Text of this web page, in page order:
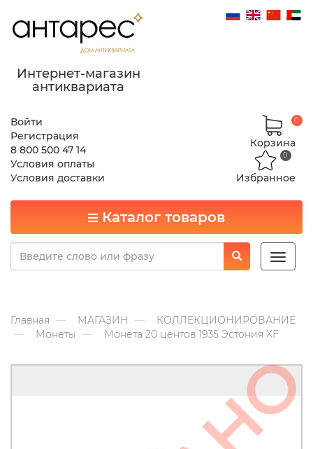
Интернет-магазин
антиквариата
Войти
Регистрация
8 800 500 47 14
Условия оплаты
Условия доставки
Корзина
0
Избранное
0
Каталог товаров
Toggle
Главная МАГАЗИН
КОЛЛЕКЦИОНИРОВАНИЕ
Монеты
Монета 20 центов 1935 Эстония XF